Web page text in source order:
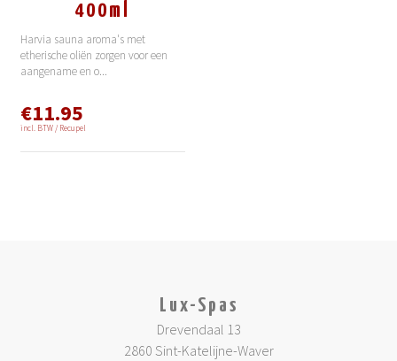
400ml
Harvia sauna aroma's met
etherische oliën zorgen voor een
aangename en o...
€11.95
incl. BTW / Recupel
Lux-Spas
Drevendaal 13
2860 Sint-Katelijne-Waver